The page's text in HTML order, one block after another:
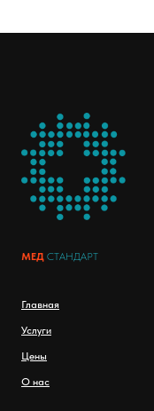
МЕД СТАНДАРТ
Главная
Услуги
Цены
О нас